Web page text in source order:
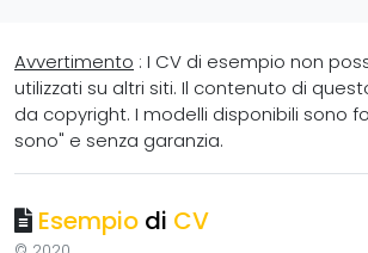
Avvertimento : I CV di esempio non
utilizzati su altri siti. Il contenuto di
da copyright. I modelli disponibili sono
sono" e senza garanzia.
Esempio di CV